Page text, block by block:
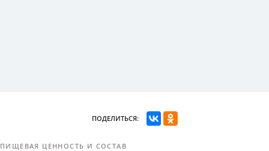
ПОДЕЛИТЬСЯ:
ПИЩЕВАЯ ЦЕННОСТЬ И СОСТАВ